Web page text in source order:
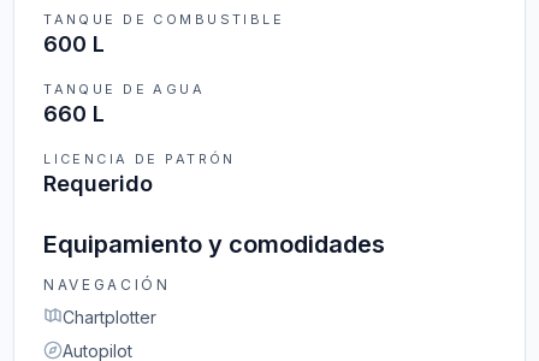
TANQUE DE COMBUSTIBLE
600 L
TANQUE DE AGUA
660 L
LICENCIA DE PATRÓN
Requerido
Equipamiento y comodidades
NAVEGACIÓN
Chartplotter
Autopilot